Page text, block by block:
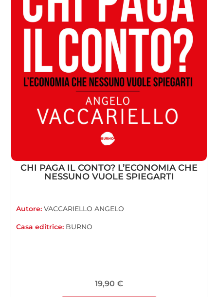
CHI PAGA IL CONTO? L’ECONOMIA CHE
NESSUNO VUOLE SPIEGARTI
Autore:VACCARIELLO ANGELO
Casa editrice: BURNO
19,90 €